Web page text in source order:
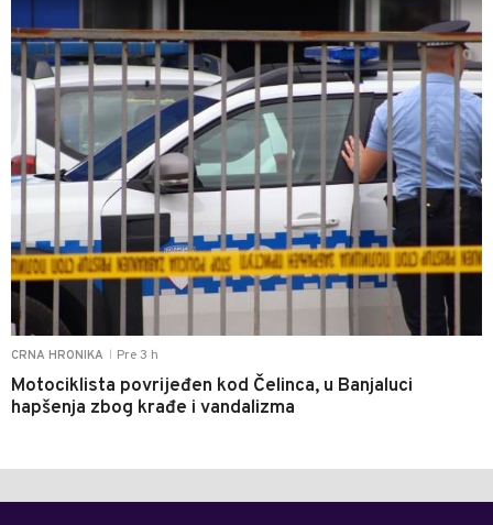
CRNA HRONIKA Pre 3 h
Motociklista povrijeđen kod Čelinca, u Banjaluci
hapšenja zbog krađe i vandalizma